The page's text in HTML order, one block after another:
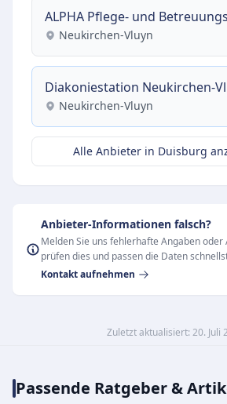
ALPHA Pflege- und
Neukirchen-Vluyn
Diakoniestation Neukirchen-
Neukirchen-Vluyn
Alle Anbieter in Duisburg
Anbieter-Informationen falsch?
Melden Sie uns fehlerhafte Angaben oder
prüfen dies und passen die Daten
Kontakt aufnehmen
Zuletzt aktualisiert: 20. Juli
Passende Ratgeber &